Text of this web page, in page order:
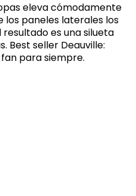
eleva cómodamente
los paneles laterales los
es una silueta
Best seller Deauville:
para siempre.